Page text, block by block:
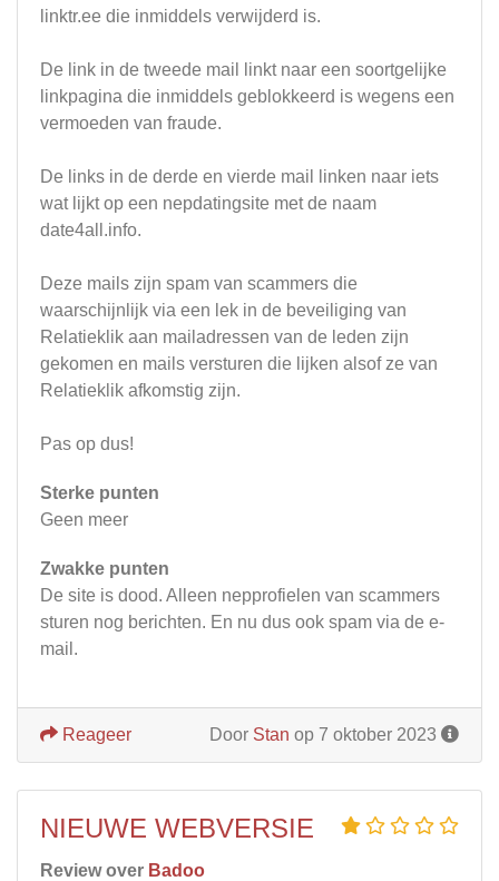
linktr.ee die inmiddels verwijderd is.
De link in de tweede mail linkt naar een soortgelijke
linkpagina die inmiddels geblokkeerd is wegens een
vermoeden van fraude.
De links in de derde en vierde mail linken naar iets
wat lijkt op een nepdatingsite met de naam
date4all.info.
Deze mails zijn spam van scammers die
waarschijnlijk via een lek in de beveiliging van
Relatieklik aan mailadressen van de leden zijn
gekomen en mails versturen die lijken alsof ze van
Relatieklik afkomstig zijn.
Pas op dus!
Sterke punten
Geen meer
Zwakke punten
De site is dood. Alleen nepprofielen van scammers
sturen nog berichten. En nu dus ook spam via de e-
mail.
Door Stan op 7 oktober 2023
Reageer
NIEUWE WEBVERSIE
Review over Badoo